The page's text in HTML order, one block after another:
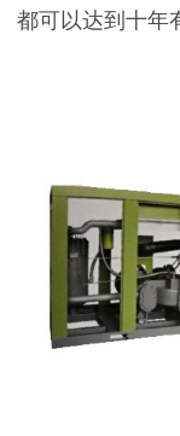
都可以达到十年